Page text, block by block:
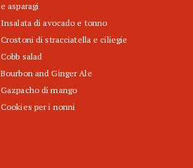
e asparagi
Insalata di avocado e tonno
Crostoni di stracciatella e ciliegie
Cobb salad
Bourbon and Ginger Ale
Gazpacho di mango
Cookies per i nonni